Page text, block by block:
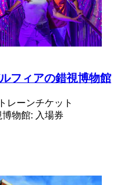
フィアの錯視博物館
レーンチケット
物館: 入場券